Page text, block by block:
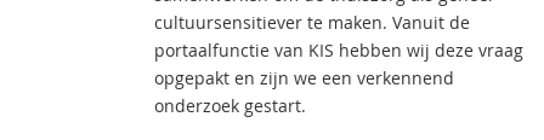
cultuursensitiever te maken. Vanuit de
portaalfunctie van KIS hebben wij deze vraag
opgepakt en zijn we een verkennend
onderzoek gestart.